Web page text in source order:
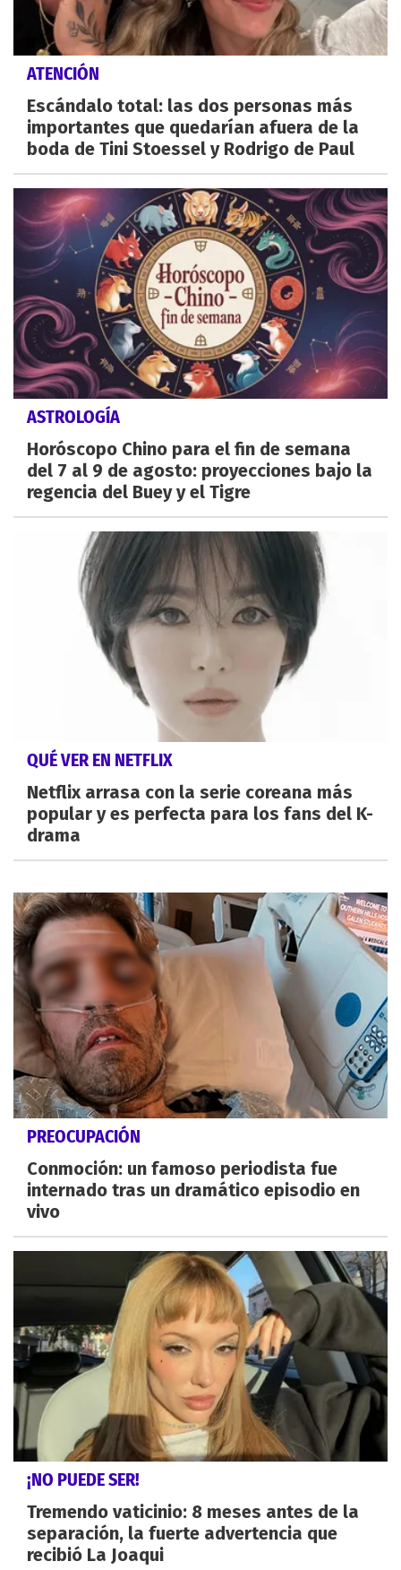
ATENCIÓN
Escándalo total: las dos personas más
importantes que quedarían afuera de la
boda de Tini Stoessel y Rodrigo de Paul
ASTROLOGÍA
Horóscopo Chino para el fin de semana
del 7 al 9 de agosto: proyecciones bajo la
regencia del Buey y el Tigre
QUÉ VER EN NETFLIX
Netflix arrasa con la serie coreana más
popular y es perfecta para los fans del K-
drama
PREOCUPACIÓN
Conmoción: un famoso periodista fue
internado tras un dramático episodio en
vivo
¡NO PUEDE SER!
Tremendo vaticinio: 8 meses antes de la
separación, la fuerte advertencia que
recibió La Joaqui